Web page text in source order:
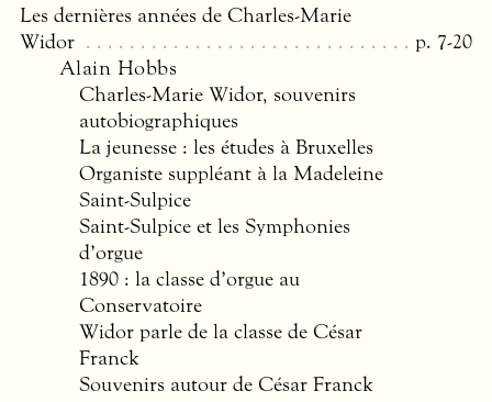
Les dernières années de Charles-Marie
Widor
p. 7-20
Alain Hobbs
Charles-Marie Widor, souvenirs
autobiographiques
La jeunesse : les études à Bruxelles
Organiste suppléant à la Madeleine
Saint-Sulpice
Saint-Sulpice et les Symphonies
d’orgue
1890 : la classe d’orgue au
Conservatoire
Widor parle de la classe de César
Franck
Souvenirs autour de César Franck